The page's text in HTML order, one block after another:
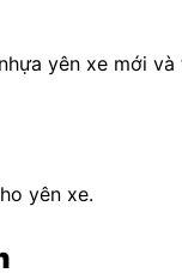
yên xe mới
yên xe.